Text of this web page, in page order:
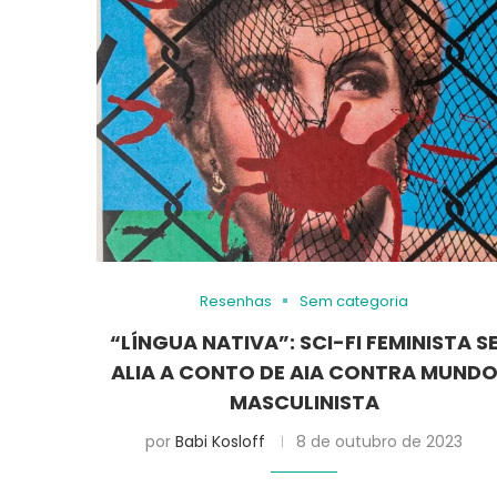
Resenhas Sem categoria
“LÍNGUA NATIVA”: SCI-FI FEMINISTA
ALIA A CONTO DE AIA CONTRA MUNDO
MASCULINISTA
porBabi Kosloff 8 de outubro de 2023